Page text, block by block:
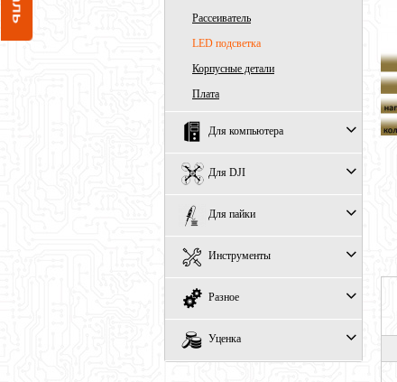
Рассеиватель
LED подсветка
Корпусные детали
Плата
Для компьютера
Для DJI
Для пайки
Инструменты
Разное
Уценка